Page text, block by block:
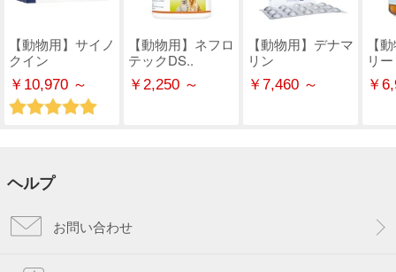
【動物用】サイノ
クイン
￥10,970 ～
【動物用】ネフロ
テックDS..
￥2,250 ～
【動物用】デナマ
リン
￥7,460 ～
【
リ
￥
ヘルプ
お問い合わせ